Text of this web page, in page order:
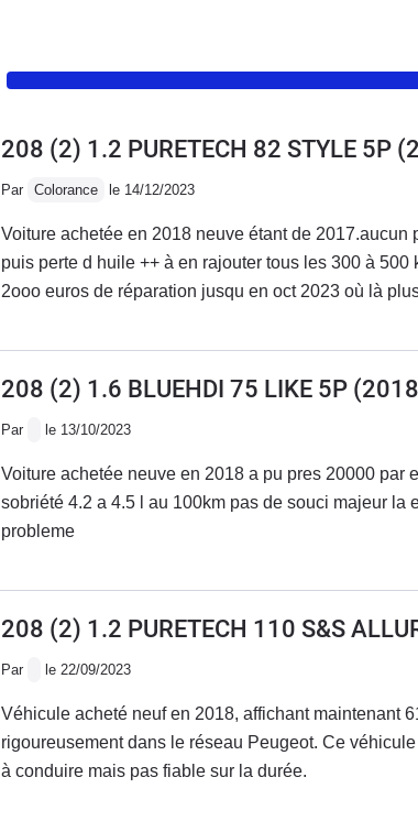
208 (2) 1.2 PURETECH 82 STYLE 5P
Par Colorance le 14/12/2023
Voiture achetée en 2018 neuve étant de 2017.aucun
puis perte d huile ++ à en rajouter tous les 300 à 500
2ooo euros de réparation jusqu en oct 2023 où là
208 (2) 1.6 BLUEHDI 75 LIKE 5P
Par le 13/10/2023
Voiture achetée neuve en 2018 a pu pres 20000 par
sobriété 4.2 a 4.5 l au 100km pas de souci majeur la
probleme
208 (2) 1.2 PURETECH 110 S&S
Par le 22/09/2023
Véhicule acheté neuf en 2018, affichant maintenant
rigoureusement dans le réseau Peugeot. Ce
à conduire mais pas fiable sur la durée.